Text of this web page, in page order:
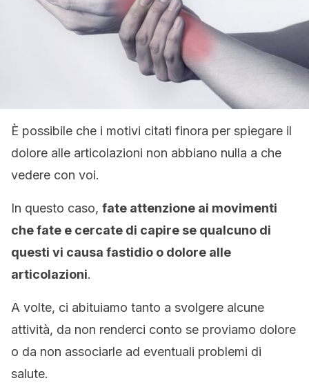
È possibile che i motivi citati finora per spiegare il
dolore alle articolazioni non abbiano nulla a che
vedere con voi.
In questo caso, fate attenzione ai movimenti
che fate e cercate di capire se qualcuno di
questi vi causa fastidio o dolore alle
articolazioni.
A volte, ci abituiamo tanto a svolgere alcune
attività, da non renderci conto se proviamo dolore
o da non associarle ad eventuali problemi di
salute.